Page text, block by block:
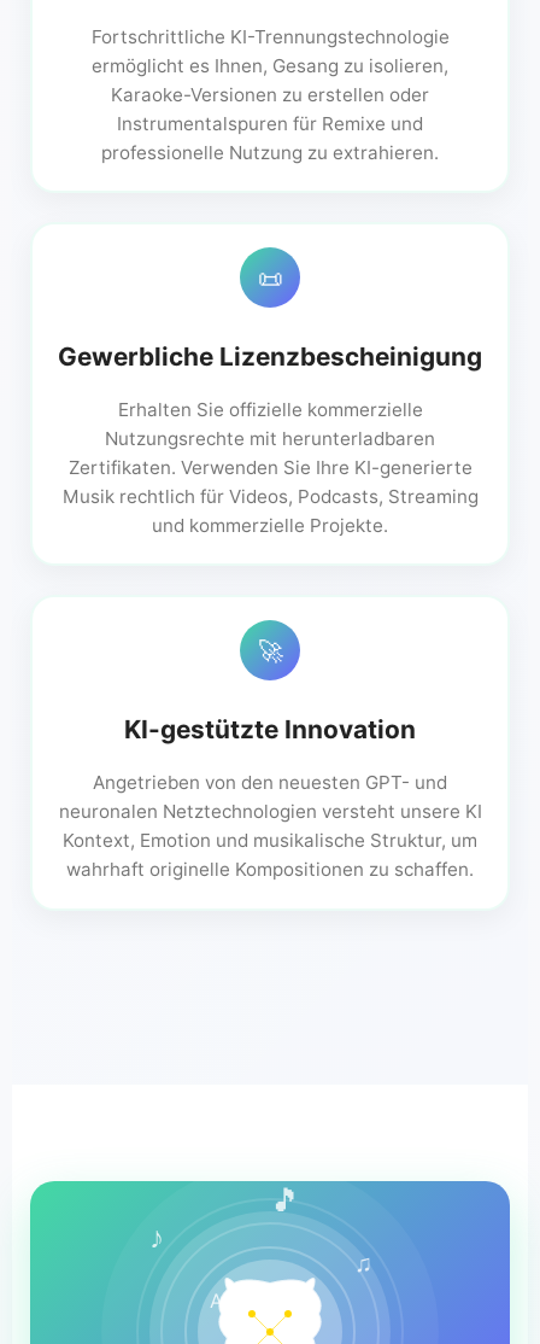
Fortschrittliche KI-Trennungstechnologie
ermöglicht es Ihnen, Gesang zu isolieren,
Karaoke-Versionen zu erstellen oder
Instrumentalspuren für Remixe und
professionelle Nutzung zu extrahieren.
📜
Gewerbliche Lizenzbescheinigung
Erhalten Sie offizielle kommerzielle
Nutzungsrechte mit herunterladbaren
Zertifikaten. Verwenden Sie Ihre KI-generierte
Musik rechtlich für Videos, Podcasts, Streaming
und kommerzielle Projekte.
🚀
KI-gestützte Innovation
Angetrieben von den neuesten GPT- und
neuronalen Netztechnologien versteht unsere KI
Kontext, Emotion und musikalische Struktur, um
wahrhaft originelle Kompositionen zu schaffen.
♪
♫
🎵
AI